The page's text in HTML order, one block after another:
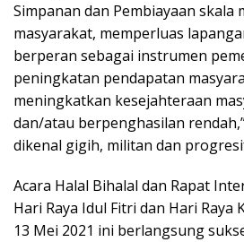
Simpanan dan Pembiayaan skala
masyarakat, memperluas
berperan sebagai instrumen
peningkatan pendapatan
meningkatkan kesejahteraan
dan/atau berpenghasilan
dikenal gigih, militan dan
Acara Halal Bihalal dan Rapat
Hari Raya Idul Fitri dan Hari Raya
13 Mei 2021 ini berlangsung